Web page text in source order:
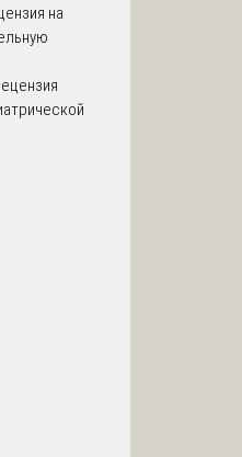
на